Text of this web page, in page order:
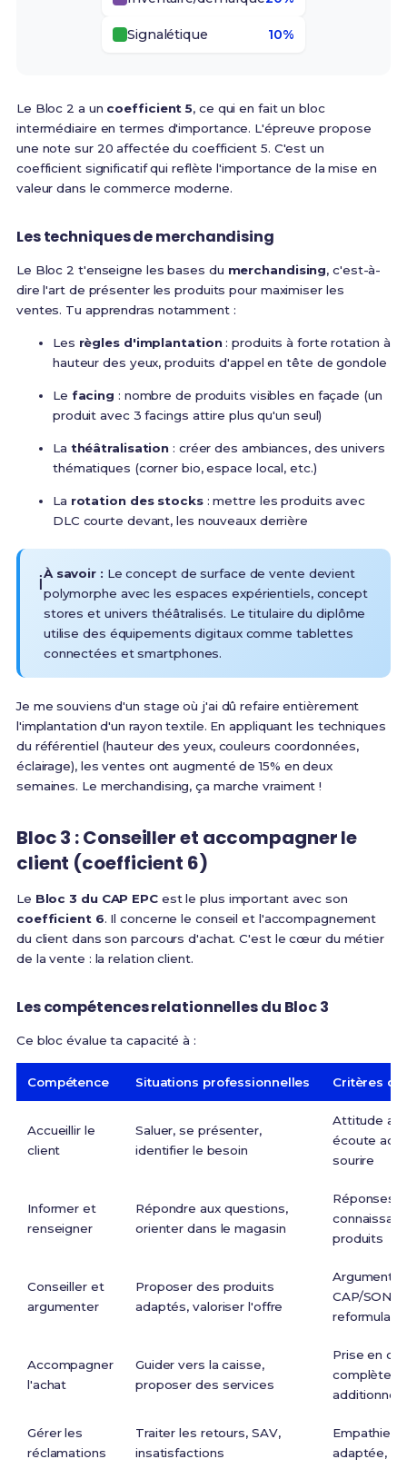
Signalétique 10%
Le Bloc 2 a un coefficient 5, ce qui en fait un bloc
intermédiaire en termes d'importance. L'épreuve propose
une note sur 20 affectée du coefficient 5. C'est un
coefficient significatif qui reflète l'importance de la mise en
valeur dans le commerce moderne.
Les techniques de merchandising
Le Bloc 2 t'enseigne les bases du merchandising, c'est-à-
dire l'art de présenter les produits pour maximiser les
ventes. Tu apprendras notamment :
Les règles d'implantation: produits à forte rotation à
hauteur des yeux, produits d'appel en tête de gondole
Le facing : nombre de produits visibles en façade (un
produit avec 3 facings attire plus qu'un seul)
La théâtralisation : créer des ambiances, des univers
thématiques (corner bio, espace local, etc.)
La rotation des stocks: mettre les produits avec
DLC courte devant, les nouveaux derrière
ℹ️À savoir : Le concept de surface de vente devient
polymorphe avec les espaces expérientiels, concept
stores et univers théâtralisés. Le titulaire du diplôme
utilise des équipements digitaux comme tablettes
connectées et smartphones.
Je me souviens d'un stage où j'ai dû refaire entièrement
l'implantation d'un rayon textile. En appliquant les techniques
du référentiel (hauteur des yeux, couleurs coordonnées,
éclairage), les ventes ont augmenté de 15% en deux
semaines. Le merchandising, ça marche vraiment !
Bloc 3 : Conseiller et accompagner le
client (coefficient 6)
Le Bloc 3 du CAP EPCest le plus important avec son
coefficient 6. Il concerne le conseil et l'accompagnement
du client dans son parcours d'achat. C'est le cœur du métier
de la vente : la relation client.
Les compétences relationnelles du Bloc 3
Ce bloc évalue ta capacité à :
Compétence Situations professionnelles Critères
Accueillir le
client
Saluer, se présenter,
identifier le besoin
Attitude
écoute
sourire
Informer et
renseigner
Répondre aux questions,
orienter dans le magasin
Réponses
produits
Conseiller et
argumenter
Proposer des produits
adaptés, valoriser l'offre
CAP/
Accompagner
l'achat
Guider vers la caisse,
proposer des services
Prise en
complète,
Gérer les
réclamations
Traiter les retours, SAV,
insatisfactions
Empathie,
adaptée,